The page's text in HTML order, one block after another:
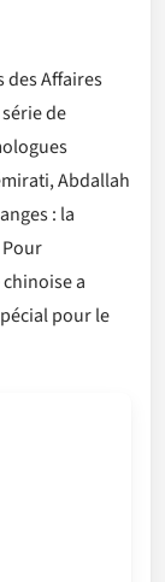
des Affaires
de
Abdallah
: la
a
pour le